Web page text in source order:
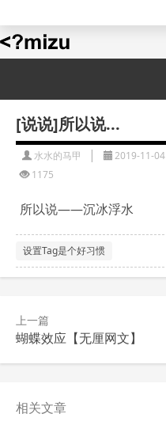
水水的演示站
[说说]所以说...
水水的马甲 | 2019-11-04
1175
所以说——沉冰浮水
设置Tag是个好习惯
上一篇
蝴蝶效应【无厘网文】
相关文章